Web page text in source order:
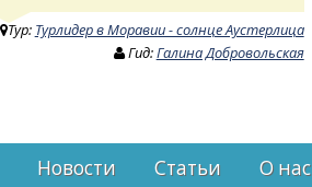
Тур: Турлидер в Моравии - солнце Аустерлица
Гид:Галина Добровольская
Новости Статьи О нас